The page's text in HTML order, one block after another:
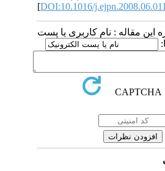
[DOI:10.1016/
این مقاله : نام کاربری یا پست